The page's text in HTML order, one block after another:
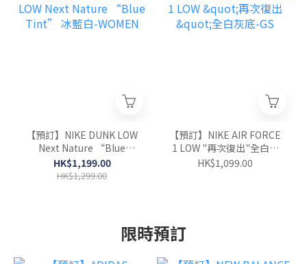
【預訂】NIKE DUNK LOW
Next Nature “Blue
Tint” 冰藍白-WOMEN
HK$1,199.00
HK$1,299.00
【預訂】NIKE AIR FORCE
1 LOW "再次復出"全白灰
底-GS
HK$1,099.00
限時預訂